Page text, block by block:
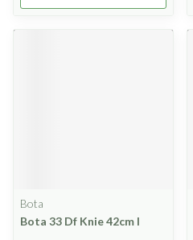
Bota
Bota 33 Df Knie 42cm l